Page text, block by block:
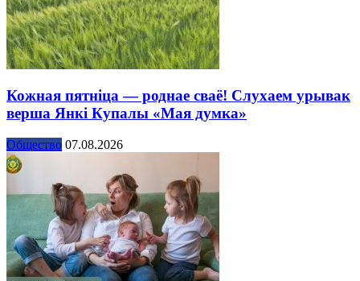
Кожная пятніца — роднае сваё! Слухаем урывак
верша Янкі Купалы «Мая думка»
Общество 07.08.2026